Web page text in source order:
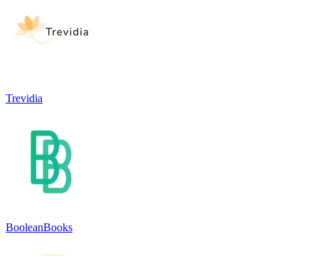
Trevidia
BooleanBooks